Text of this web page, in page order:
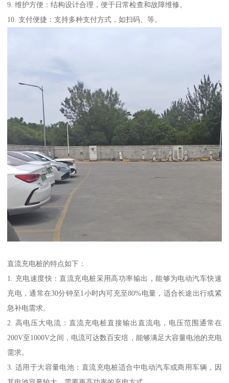
9. 维护方便：结构设计合理，便于日常检查和故障维修。
10. 支付便捷：支持多种支付方式，如扫码、等。
直流充电桩的特点如下：
1. 充电速度快：直流充电桩采用高功率输出，能够为电动汽车快速
充电，通常在30分钟至1小时内可充至80%电量，适合长途出行或紧
急补电需求。
2. 高电压大电流：直流充电桩直接输出直流电，电压范围通常在
200V至1000V之间，电流可达数百安培，能够满足大容量电池的充电
需求。
3. 适用于大容量电池：直流充电桩适合中电动汽车或商用车辆，因